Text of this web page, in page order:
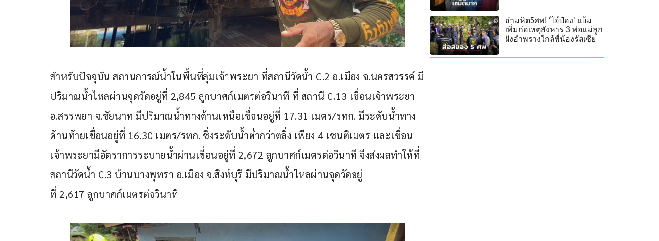
สำหรับปัจจุบัน สถานการณ์น้ำในพื้นที่ลุ่มเจ้าพระยา ที่สถานีวัดน้ำ C.2 อ.เมือง จ.นครสวรรค์ มี
ปริมาณน้ำไหลผ่านจุดวัดอยู่ที่ 2,845 ลูกบาศก์เมตรต่อวินาที ที่ สถานี C.13 เขื่อนเจ้าพระยา
อ.สรรพยา จ.ชัยนาท มีปริมาณน้ำทางด้านเหนือเขื่อนอยู่ที่ 17.31 เมตร/รทก. มีระดับน้ำทาง
ด้านท้ายเขื่อนอยู่ที่ 16.30 เมตร/รทก. ซึ่งระดับน้ำต่ำกว่าตลิ่ง เพียง 4 เซนติเมตร และเขื่อน
เจ้าพระยามีอัตราการระบายน้ำผ่านเขื่อนอยู่ที่ 2,672 ลูกบาศก์เมตรต่อวินาที จึงส่งผลทำให้ที่
สถานีวัดน้ำ C.3 บ้านบางพุทรา อ.เมือง จ.สิงห์บุรี มีปริมาณน้ำไหลผ่านจุดวัดอยู่
ที่ 2,617 ลูกบาศก์เมตรต่อวินาที
อำมหิต5ศพ! ‘ไอ้ป๋อง’ แย้ม
เพิ่มก่อเหตุสังหาร 3 พ่อแม่ลูก
ฝังอำพรางใกล้พี่น้องรัสเซีย